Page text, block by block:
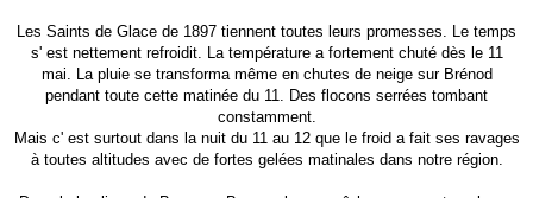
Les Saints de Glace de 1897 tiennent toutes leurs promesses. Le temps
s' est nettement refroidit. La température a fortement chuté dès le 11
mai. La pluie se transforma même en chutes de neige sur Brénod
pendant toute cette matinée du 11. Des flocons serrées tombant
constamment.
Mais c' est surtout dans la nuit du 11 au 12 que le froid a fait ses ravages
à toutes altitudes avec de fortes gelées matinales dans notre région.